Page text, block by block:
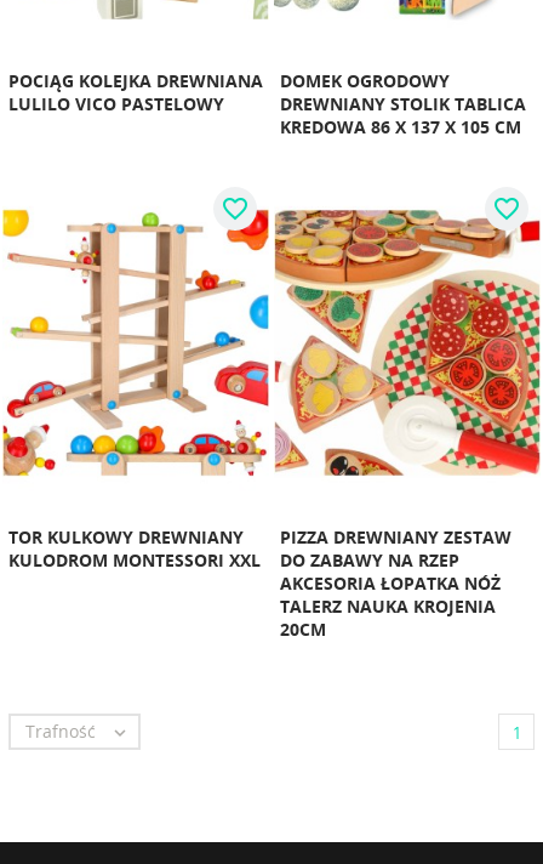
POCIĄG KOLEJKA DREWNIANA
LULILO VICO PASTELOWY
DOMEK OGRODOWY
DREWNIANY STOLIK TABLICA
KREDOWA 86 X 137 X 105 CM
TOR KULKOWY DREWNIANY
KULODROM MONTESSORI XXL
favorite_border
PIZZA DREWNIANY ZESTAW
DO ZABAWY NA RZEP
AKCESORIA ŁOPATKA NÓŻ
TALERZ NAUKA KROJENIA
20CM
favorite_border
Trafność  1